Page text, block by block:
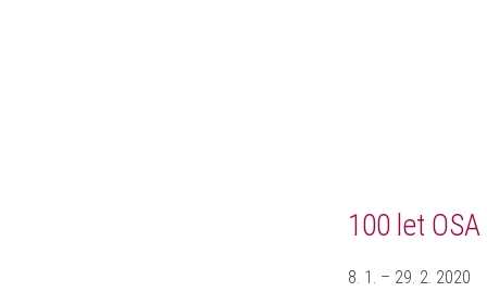
100 let OSA
8. 1. – 29. 2. 2020